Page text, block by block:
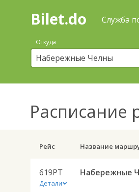
Поиск
покупка
билетов
автобус
онлайн
Bilet.do Служба
Откуда
Расписание
Рейс Название
619РТ
Детали